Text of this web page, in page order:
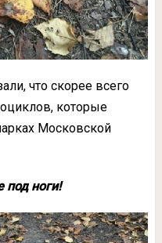
что скорее всего
которые
Московской
под ноги!